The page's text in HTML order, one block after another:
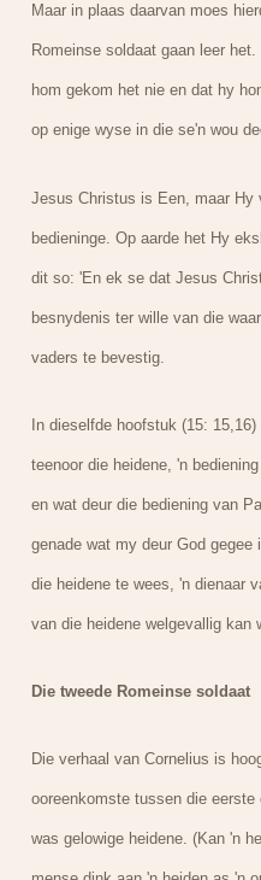
Maar in plaas daarvan moes
Romeinse soldaat gaan leer
hom gekom het nie en dat hy
op enige wyse in die se'n wou
Jesus Christus is Een, maar Hy
bedieninge. Op aarde het Hy
dit so: 'En ek se dat Jesus
besnydenis ter wille van die
vaders te bevestig.
In dieselfde hoofstuk (15:
teenoor die heidene, 'n
en wat deur die bediening van
genade wat my deur God
die heidene te wees, 'n dienaar
van die heidene welgevallig kan
Die tweede Romeinse soldaat
Die verhaal van Cornelius is
ooreenkomste tussen die
was gelowige heidene. (Kan 'n